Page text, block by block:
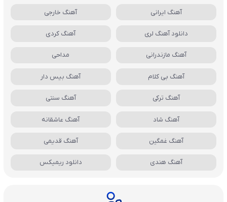
آهنگ ایرانی آهنگ خارجی
دانلود آهنگ لری آهنگ کردی
آهنگ مازندرانی مداحی
آهنگ بی کلام آهنگ بیس دار
آهنگ ترکی آهنگ سنتی
آهنگ شاد آهنگ عاشقانه
آهنگ غمگین آهنگ قدیمی
آهنگ هندی دانلود ریمیکس